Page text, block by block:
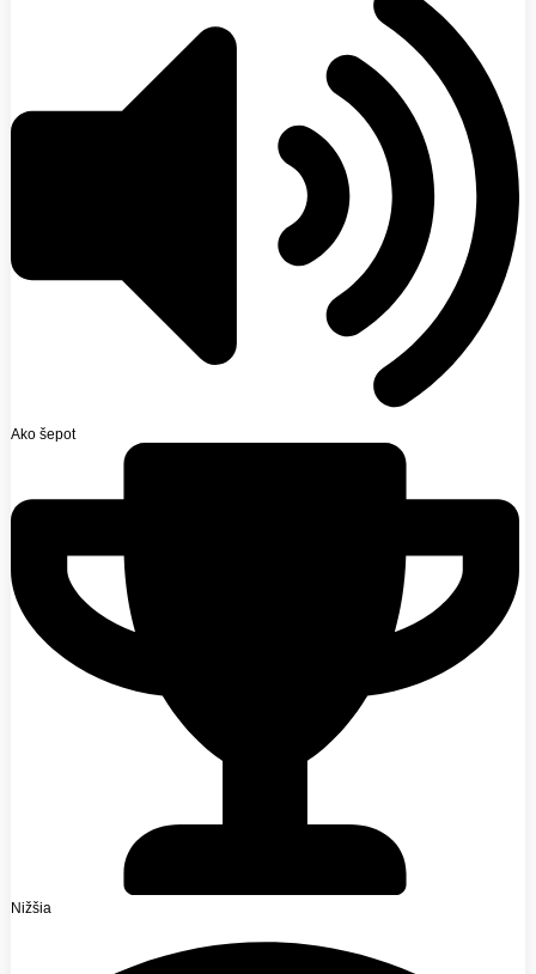
Ako šepot
Nižšia